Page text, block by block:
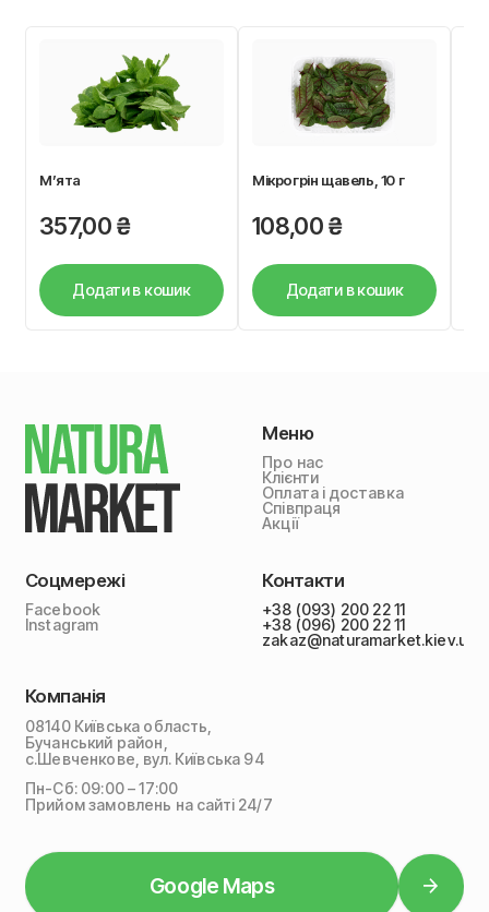
М’ята
357,00₴
Додати в кошик
Мікрогрін щавель, 10 г
108,00₴
Додати в кошик
Меню
Про нас
Клієнти
Оплата і доставка
Співпраця
Акції
Соцмережі
Facebook
Instagram
Контакти
+38 (093) 200 22 11
+38 (096) 200 22 11
zakaz@naturamarket.kiev.ua
Компанія
08140 Київська область,
Бучанський район,
с.Шевченкове, вул. Київська 94
Пн-Сб: 09:00 – 17:00
Прийом замовлень на сайті 24/7
Google Maps